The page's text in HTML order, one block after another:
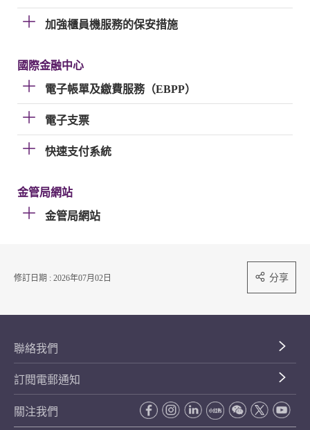
加強櫃員機服務的保安措施
國際金融中心
電子帳單及繳費服務（EBPP）
電子支票
快速支付系統
金管局網站
金管局網站
修訂日期 : 2026年07月02日 分享
聯絡我們
訂閱電郵通知
關注我們